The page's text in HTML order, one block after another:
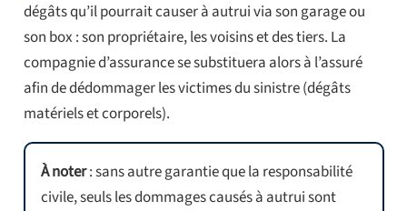
dégâts qu’il pourrait causer à autrui via son garage ou
son box : son propriétaire, les voisins et des tiers. La
compagnie d’assurance se substituera alors à l’assuré
afin de dédommager les victimes du sinistre (dégâts
matériels et corporels).
À noter: sans autre garantie que la responsabilité
civile, seuls les dommages causés à autrui sont